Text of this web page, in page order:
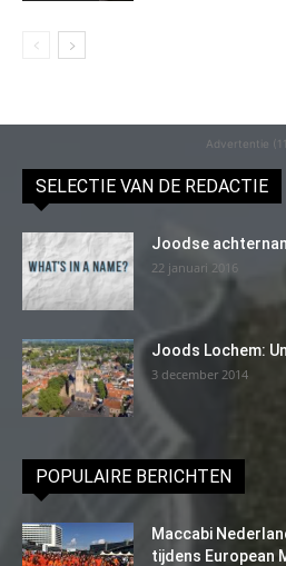
Advertentie
SELECTIE VAN DE REDACTIE
Joodse
22 januari 2016
Joods Lochem:
3 december 2014
POPULAIRE BERICHTEN
Maccabi
tijdens European